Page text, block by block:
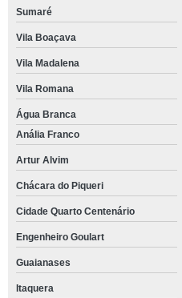
Sumaré
Vila Boaçava
Vila Madalena
Vila Romana
Água Branca
Anália Franco
Artur Alvim
Chácara do Piqueri
Cidade Quarto Centenário
Engenheiro Goulart
Guaianases
Itaquera